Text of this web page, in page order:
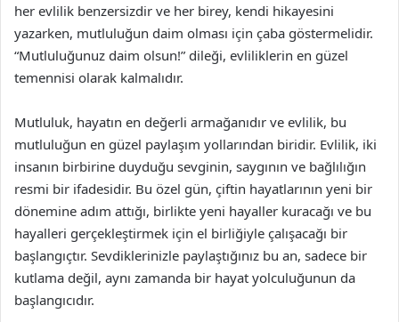
her evlilik benzersizdir ve her birey, kendi hikayesini
yazarken, mutluluğun daim olması için çaba göstermelidir.
“Mutluluğunuz daim olsun!” dileği, evliliklerin en güzel
temennisi olarak kalmalıdır.
Mutluluk, hayatın en değerli armağanıdır ve evlilik, bu
mutluluğun en güzel paylaşım yollarından biridir. Evlilik, iki
insanın birbirine duyduğu sevginin, saygının ve bağlılığın
resmi bir ifadesidir. Bu özel gün, çiftin hayatlarının yeni bir
dönemine adım attığı, birlikte yeni hayaller kuracağı ve bu
hayalleri gerçekleştirmek için el birliğiyle çalışacağı bir
başlangıçtır. Sevdiklerinizle paylaştığınız bu an, sadece bir
kutlama değil, aynı zamanda bir hayat yolculuğunun da
başlangıcıdır.